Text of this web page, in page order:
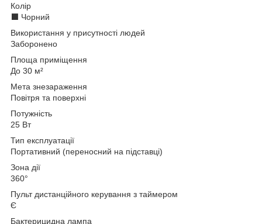
Колір
⬛ Чорний
Використання у присутності людей
Заборонено
Площа приміщення
До 30 м²
Мета знезараження
Повітря та поверхні
Потужність
25 Вт
Тип експлуатації
Портативний (переносний на підставці)
Зона дії
360°
Пульт дистанційного керування з таймером
Є
Бактерицидна лампа